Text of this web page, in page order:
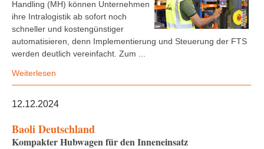
Handling (MH) können Unternehmen
ihre Intralogistik ab sofort noch
schneller und kostengünstiger
automatisieren, denn Implementierung und Steuerung der FTS
werden deutlich vereinfacht. Zum ...
Weiterlesen
12.12.2024
Baoli Deutschland
Kompakter Hubwagen für den Inneneinsatz